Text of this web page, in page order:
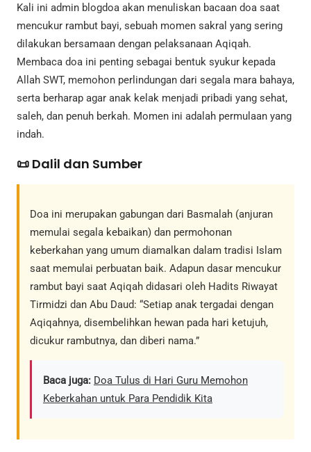
Kali ini admin blogdoa akan menuliskan bacaan doa saat
mencukur rambut bayi, sebuah momen sakral yang sering
dilakukan bersamaan dengan pelaksanaan Aqiqah.
Membaca doa ini penting sebagai bentuk syukur kepada
Allah SWT, memohon perlindungan dari segala mara bahaya,
serta berharap agar anak kelak menjadi pribadi yang sehat,
saleh, dan penuh berkah. Momen ini adalah permulaan yang
indah.
📜 Dalil dan Sumber
Doa ini merupakan gabungan dari Basmalah (anjuran
memulai segala kebaikan) dan permohonan
keberkahan yang umum diamalkan dalam tradisi Islam
saat memulai perbuatan baik. Adapun dasar mencukur
rambut bayi saat Aqiqah didasari oleh Hadits Riwayat
Tirmidzi dan Abu Daud: “Setiap anak tergadai dengan
Aqiqahnya, disembelihkan hewan pada hari ketujuh,
dicukur rambutnya, dan diberi nama.”
Baca juga: Doa Tulus di Hari Guru Memohon
Keberkahan untuk Para Pendidik Kita